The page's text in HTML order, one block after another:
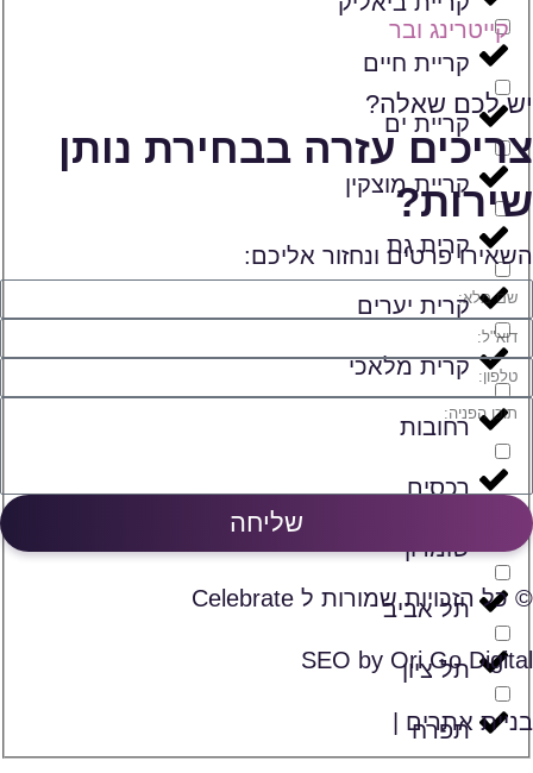
קריית חיים
קריית ים
קריית מוצקין
קרית גת
קרית יערים
קרית מלאכי
רחובות
רכסים
שומרון
תל אביב
תל ציון
תפרח
קייטרינג ובר
יש לכם שאלה?
צריכים עזרה בבחירת נותן
שירות?
השאירו פרטים ונחזור אליכם:
שליחה
© כל הזכויות שמורות ל Celebrate
SEO by Ori Go Digital
בניית אתרים |